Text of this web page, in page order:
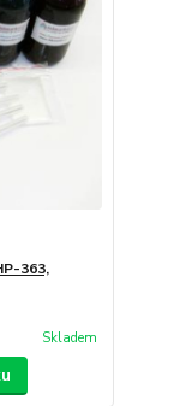
363,
Skladem